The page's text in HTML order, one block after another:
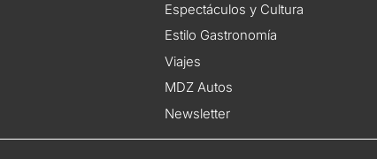
Espectáculos y Cultura
Estilo Gastronomía
Viajes
MDZ Autos
Newsletter